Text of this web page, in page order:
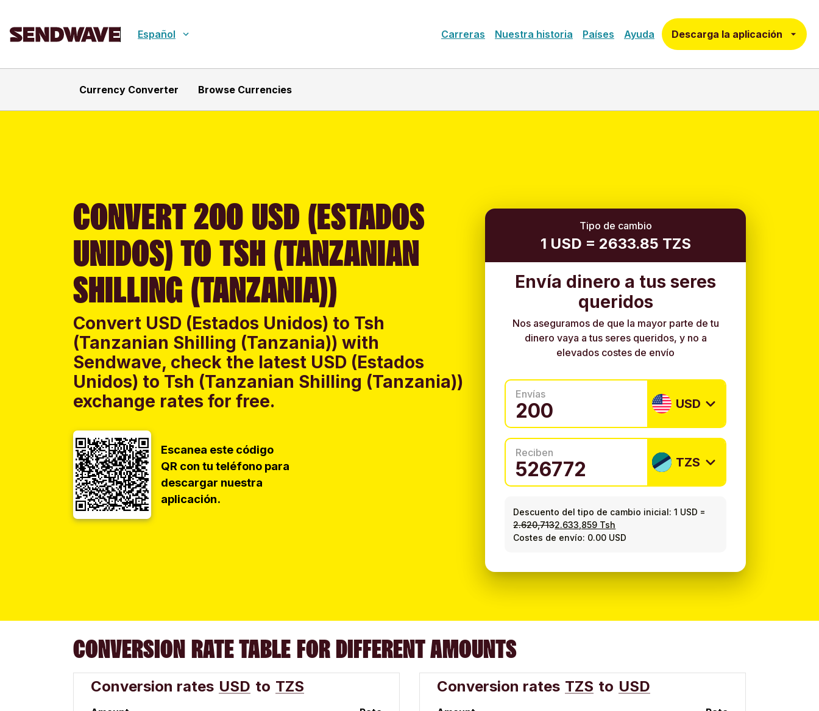
Español Carreras Nuestra historia Países Ayuda Descarga la aplicación
Currency Converter Browse Currencies
CONVERT 200 USD (ESTADOS
UNIDOS) TO TSH (TANZANIAN
SHILLING (TANZANIA))
Convert USD (Estados Unidos) to Tsh
(Tanzanian Shilling (Tanzania)) with
Sendwave, check the latest USD (Estados
Unidos) to Tsh (Tanzanian Shilling (Tanzania))
exchange rates for free.
Escanea este código
QR con tu teléfono para
descargar nuestra
aplicación.
Tipo de cambio
1 USD = 2633.85 TZS
Envía dinero a tus seres
queridos
Nos aseguramos de que la mayor parte de tu
dinero vaya a tus seres queridos, y no a
elevados costes de envío
Envías
USD
Reciben
TZS
Descuento del tipo de cambio inicial: 1 USD =
2.620,7132.633,859 Tsh
Costes de envío: 0.00 USD
CONVERSION RATE TABLE FOR DIFFERENT AMOUNTS
Conversion rates USD to TZS Conversion rates TZS to USD